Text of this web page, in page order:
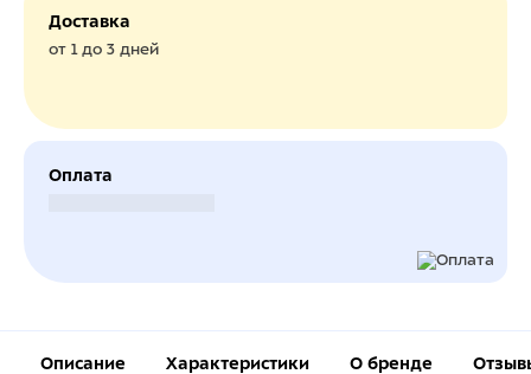
Доставка
от 1 до 3 дней
Оплата
Описание Характеристики О бренде